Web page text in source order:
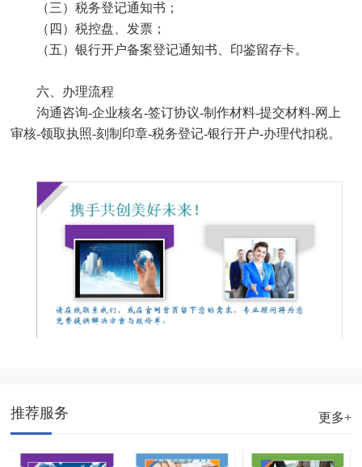
（三）税务登记通知书；
（四）税控盘、发票；
（五）银行开户备案登记通知书、印鉴留存卡。
六、办理流程
沟通咨询-企业核名-签订协议-制作材料-提交材料-网上
审核-领取执照-刻制印章-税务登记-银行开户-办理代扣税。
推荐服务 更多+